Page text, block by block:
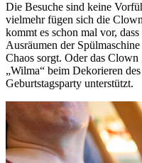
Die Besuche sind keine
vielmehr fügen sich die
kommt es schon mal vor,
Ausräumen der
Chaos sorgt. Oder das
„Wilma“ beim Dekorieren
Geburtstagsparty unterstützt.